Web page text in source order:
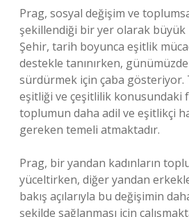
Prag, sosyal değişim ve
şekillendiği bir yer olarak büyük
Şehir, tarih boyunca eşitlik
destekle tanınırken,
sürdürmek için çaba gösteriyor.
eşitliği ve çeşitlilik konusundaki
toplumun daha adil ve eşitlikçi
gereken temeli atmaktadır.
Prag, bir yandan kadınların
yüceltirken, diğer yandan
bakış açılarıyla bu değişimin
şekilde sağlanması için